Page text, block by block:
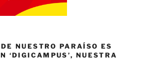
NUESTRO PARAÍSO ES
‘DIGICAMPUS’, NUESTRA